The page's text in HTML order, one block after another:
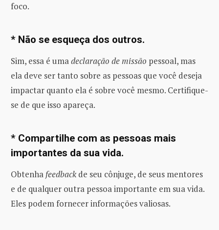
foco.
* Não se esqueça dos outros.
Sim, essa é umadeclaração de missão pessoal, mas
ela deve ser tanto sobre as pessoas que você deseja
impactar quanto ela é sobre você mesmo. Certifique-
se de que isso apareça.
* Compartilhe com as pessoas mais
importantes da sua vida.
Obtenha feedback de seu cônjuge, de seus mentores
e de qualquer outra pessoa importante em sua vida.
Eles podem fornecer informações valiosas.